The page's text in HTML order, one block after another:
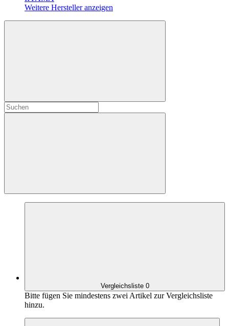
Weitere Hersteller anzeigen
Vergleichsliste 0
Bitte fügen Sie mindestens zwei Artikel zur Vergleichsliste
hinzu.